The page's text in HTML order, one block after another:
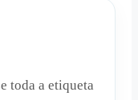
toda a etiqueta